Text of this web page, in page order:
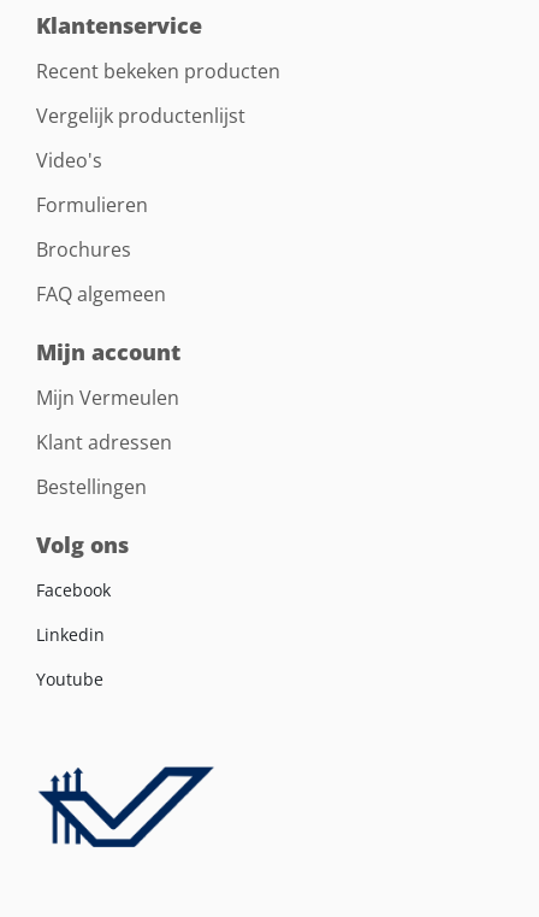
Klantenservice
Recent bekeken producten
Vergelijk productenlijst
Video's
Formulieren
Brochures
FAQ algemeen
Mijn account
Mijn Vermeulen
Klant adressen
Bestellingen
Volg ons
Facebook
Linkedin
Youtube